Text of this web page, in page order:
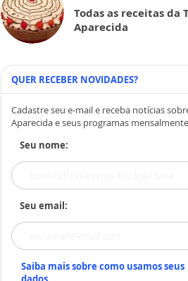
Todas as receitas da
Aparecida
QUER RECEBER NOVIDADES?
Cadastre seu e-mail e receba notícias
Aparecida e seus programas mensalmente
Seu nome:
Seu email:
Saiba mais sobre como usamos seus